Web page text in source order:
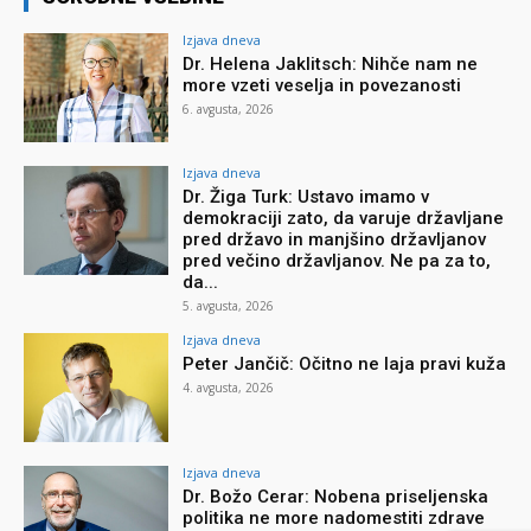
Izjava dneva
Dr. Helena Jaklitsch: Nihče nam ne
more vzeti veselja in povezanosti
6. avgusta, 2026
Izjava dneva
Dr. Žiga Turk: Ustavo imamo v
demokraciji zato, da varuje državljane
pred državo in manjšino državljanov
pred večino državljanov. Ne pa za to,
da...
5. avgusta, 2026
Izjava dneva
Peter Jančič: Očitno ne laja pravi kuža
4. avgusta, 2026
Izjava dneva
Dr. Božo Cerar: Nobena priseljenska
politika ne more nadomestiti zdrave